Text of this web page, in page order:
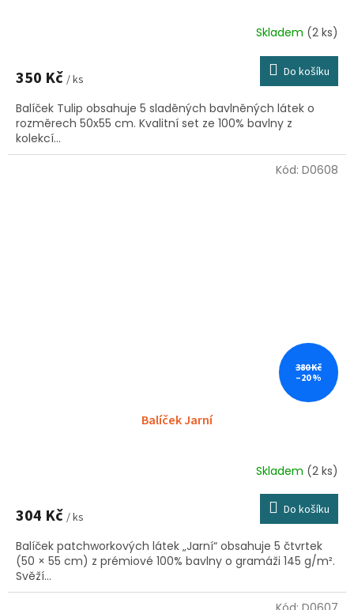
Skladem (2 ks)
350 Kč / ks Do košíku
Balíček Tulip obsahuje 5 sladěných bavlněných látek o
rozměrech 50x55 cm. Kvalitní set ze 100% bavlny z
kolekcí...
380 Kč
–20 %
Balíček Jarní
Skladem (2 ks)
304 Kč / ks Do košíku
Balíček patchworkových látek „Jarní“ obsahuje 5 čtvrtek
(50 × 55 cm) z prémiové 100% bavlny o gramáži 145 g/m².
Svěží...
Kód: D0608